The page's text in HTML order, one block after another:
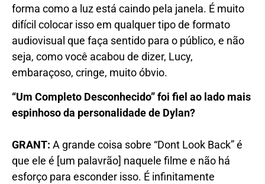
forma como a luz está caindo pela janela. É muito
difícil colocar isso em qualquer tipo de formato
audiovisual que faça sentido para o público, e não
seja, como você acabou de dizer, Lucy,
embaraçoso, cringe, muito óbvio.
“Um Completo Desconhecido” foi fiel ao lado mais
espinhoso da personalidade de Dylan?
GRANT: A grande coisa sobre “Dont Look Back” é
que ele é [um palavrão] naquele filme e não há
esforço para esconder isso. É infinitamente